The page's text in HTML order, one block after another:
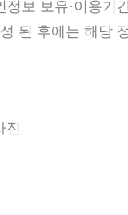
보 보유·이용기
된 후에는 해당
진